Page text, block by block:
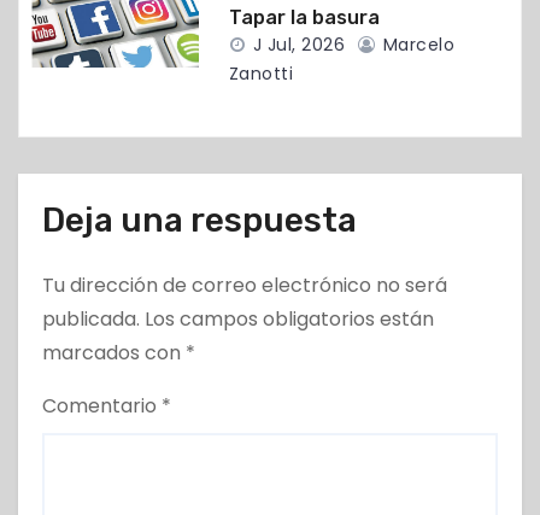
a
d
a
s
Tapar la basura
J Jul, 2026
Marcelo
Zanotti
Deja una respuesta
Tu dirección de correo electrónico no será
publicada. Los campos obligatorios están
marcados con *
Comentario *